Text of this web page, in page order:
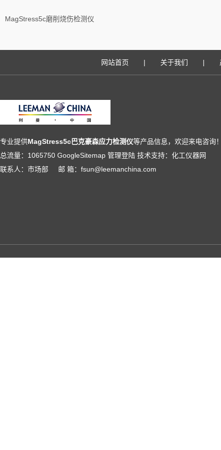
MagStress5c磨削烧伤检测仪
网站首页 | 关于我们 |
专业提供MagStress5c巴克豪森应力检测仪等产品信息，欢迎来电咨询
总流量：1065750 GoogleSitemap 管理登陆 技术支持： 化工仪器网
联系人：市场部 邮 箱：fsun@leemanchina.com